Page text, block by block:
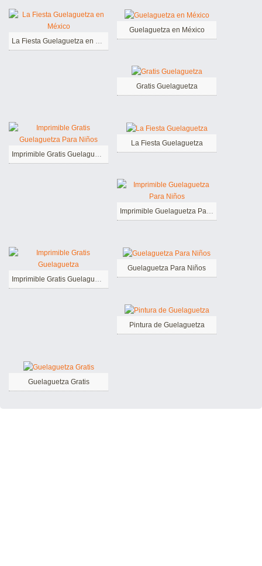
La Fiesta Guelaguetza en México
Guelaguetza en México
Gratis Guelaguetza
Imprimible Gratis Guelaguetza Para Niños
La Fiesta Guelaguetza
Imprimible Guelaguetza Para Niños
Imprimible Gratis Guelaguetza
Guelaguetza Para Niños
Pintura de Guelaguetza
Guelaguetza Gratis